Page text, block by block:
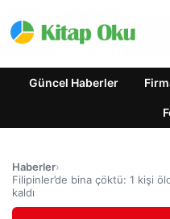
Güncel Haberler
Haberler›
Filipinler’de bina çöktü: 1 kişi
kaldı